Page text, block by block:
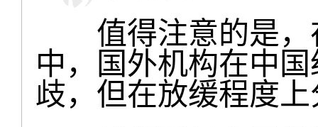
值得注意的是，
中，国外机构在中
歧，但在放缓程度